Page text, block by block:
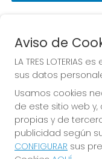
¡La Tres
Aviso de
LA TRES
sus datos
Usamos cookies
de este sitio web
propias y de
publicidad según
CONFIGURAR sus